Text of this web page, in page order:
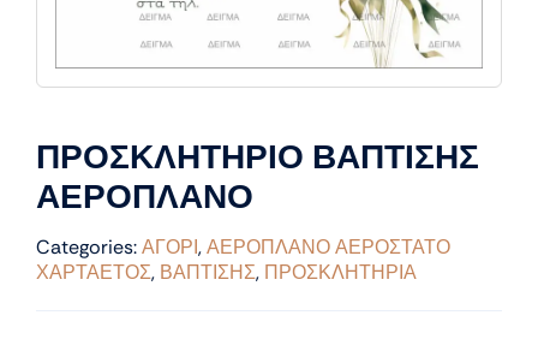
ΠΡΟΣΚΛΗΤΗΡΙΟ ΒΑΠΤΙΣΗΣ
ΑΕΡΟΠΛΑΝΟ
Categories:ΑΓΟΡΙ,ΑΕΡΟΠΛΑΝΟ ΑΕΡΟΣΤΑΤΟ
ΧΑΡΤΑΕΤΟΣ, ΒΑΠΤΙΣΗΣ, ΠΡΟΣΚΛΗΤΗΡΙΑ